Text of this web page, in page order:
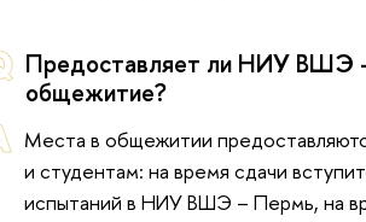
Предоставляет ли НИУ ВШЭ
общежитие?
Места в общежитии
и студентам: на время сдачи
испытаний в НИУ ВШЭ – Пермь, на